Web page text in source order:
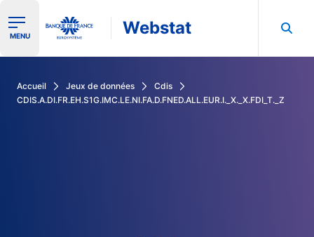
Ouvrir le menu de navigation
MENU Webstat
Accueil Jeux de données
Cdis
CDIS.A.DI.FR.EH.S1G.IMC.LE.NI.FA.D.FNED.ALL.EUR.I._X._X.FDI_T._Z